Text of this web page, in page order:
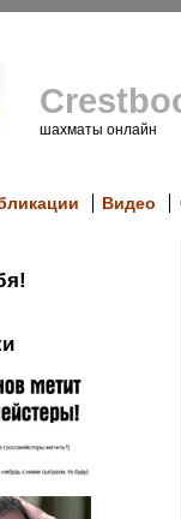
шахматы онлайн
Видео